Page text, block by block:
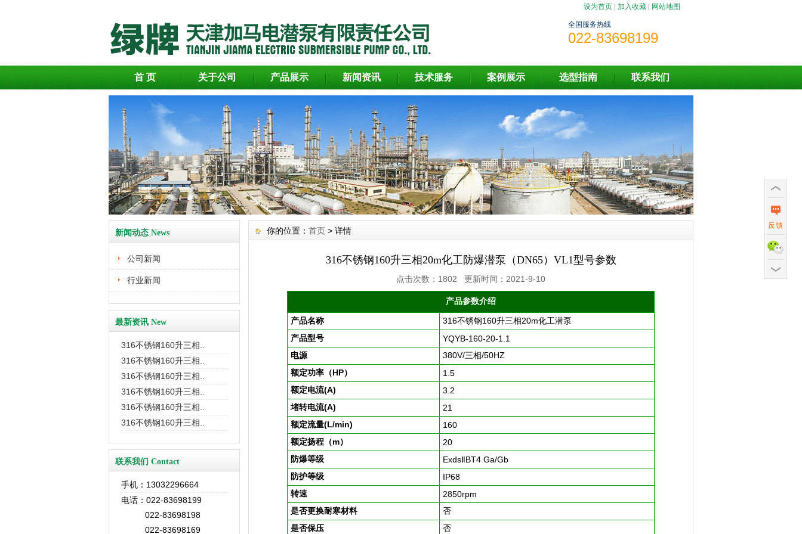
设为首页| 加入收藏| 网站地图
全国服务热线
022-83698199
首 页 关于公司 产品展示 新闻资讯 技术服务 案例展示 选型指南 联系我们
新闻动态 News
公司新闻
行业新闻
最新资讯 New
316不锈钢160升三相..
316不锈钢160升三相..
316不锈钢160升三相..
316不锈钢160升三相..
316不锈钢160升三相..
316不锈钢160升三相..
联系我们 Contact
手机：13032296664
电话：022-83698199
022-83698198
022-83698169
你的位置： 首页 > 详情
316不锈钢160升三相20m化工防爆潜泵（DN65）VL1型号参数
点击次数：1802 更新时间：2021-9-10
产品参数介绍
产品名称
316不锈钢160升三相20m化工潜泵
产品型号
YQYB-160-20-1.1
电源
380V/三相/50HZ
额定功率（HP）
1.5
额定电流(A)
3.2
堵转电流(A)
21
额定流量(L/min)
160
额定扬程（m）
20
防爆等级
ExdsⅡBT4 Ga/Gb
防护等级
IP68
转速
2850rpm
是否更换耐寒材料
否
是否保压
否
反馈